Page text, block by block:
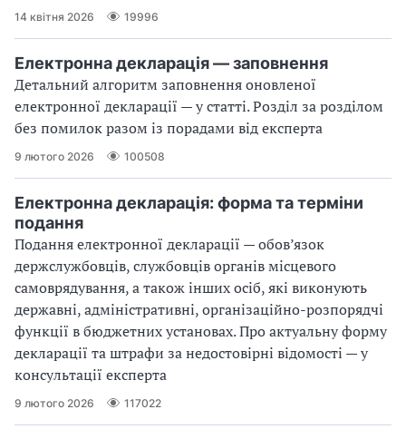
14 квітня 2026 19996
Електронна декларація — заповнення
Детальний алгоритм заповнення оновленої
електронної декларації — у статті. Розділ за розділом
без помилок разом із порадами від експерта
9 лютого 2026 100508
Електронна декларація: форма та терміни
подання
Подання електронної декларації — обов’язок
держслужбовців, службовців органів місцевого
самоврядування, а також інших осіб, які виконують
державні, адміністративні, організаційно-розпорядчі
функції в бюджетних установах. Про актуальну форму
декларації та штрафи за недостовірні відомості — у
консультації експерта
9 лютого 2026 117022